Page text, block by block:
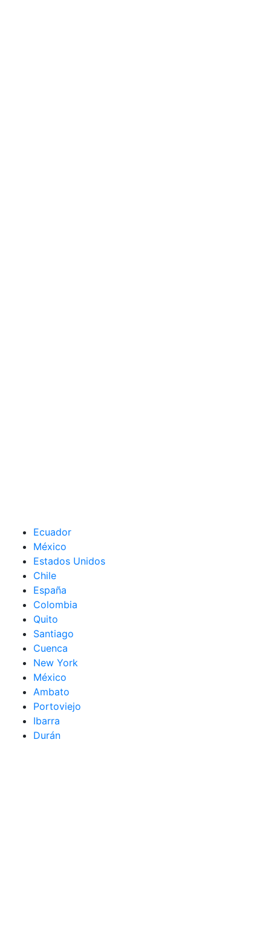
Ecuador
México
Estados Unidos
Chile
España
Colombia
Quito
Santiago
Cuenca
New York
México
Ambato
Portoviejo
Ibarra
Durán